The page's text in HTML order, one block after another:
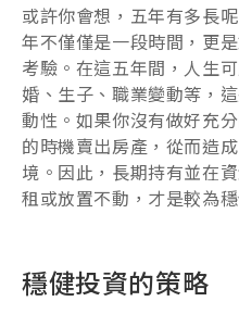
或許你會想，五年有多長
年不僅僅是一段時間，更
考驗。在這五年間，人生
婚、生子、職業變動等，
動性。如果你沒有做好充
的時機賣出房產，從而造
境。因此，長期持有並在
租或放置不動，才是較為
穩健投資的策略